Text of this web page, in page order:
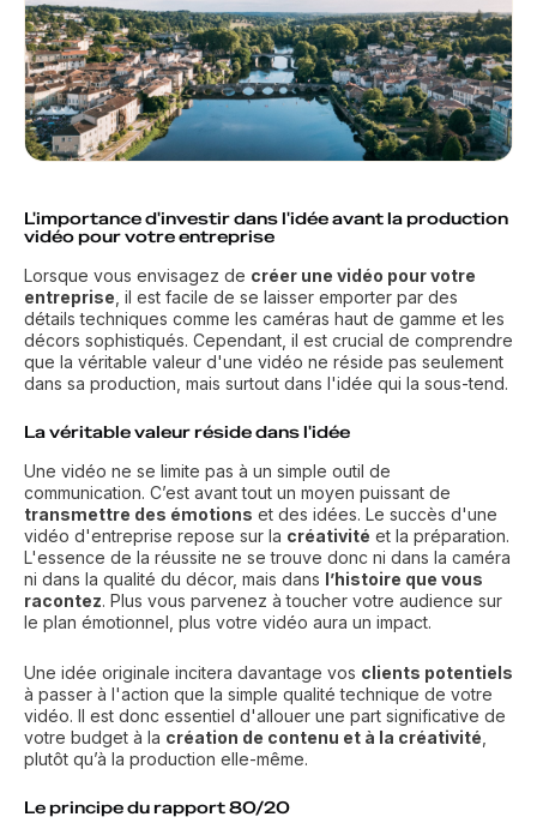
L'importance d'investir dans l'idée avant la production
vidéo pour votre entreprise
Lorsque vous envisagez de créer une vidéo pour votre
entreprise , il est facile de se laisser emporter par des
détails techniques comme les caméras haut de gamme et les
décors sophistiqués. Cependant, il est crucial de comprendre
que la véritable valeur d'une vidéo ne réside pas seulement
dans sa production, mais surtout dans l'idée qui la sous-tend.
La véritable valeur réside dans l'idée
Une vidéo ne se limite pas à un simple outil de
communication. C’est avant tout un moyen puissant de
transmettre des émotions et des idées. Le succès d'une
vidéo d'entreprise repose sur la créativité et la préparation.
L'essence de la réussite ne se trouve donc ni dans la caméra
ni dans la qualité du décor, mais dans l’histoire que vous
racontez. Plus vous parvenez à toucher votre audience sur
le plan émotionnel, plus votre vidéo aura un impact.
Une idée originale incitera davantage vos clients potentiels
à passer à l'action que la simple qualité technique de votre
vidéo. Il est donc essentiel d'allouer une part significative de
votre budget à la création de contenu et à la créativité
plutôt qu’à la production elle-même.
Le principe du rapport 80/20